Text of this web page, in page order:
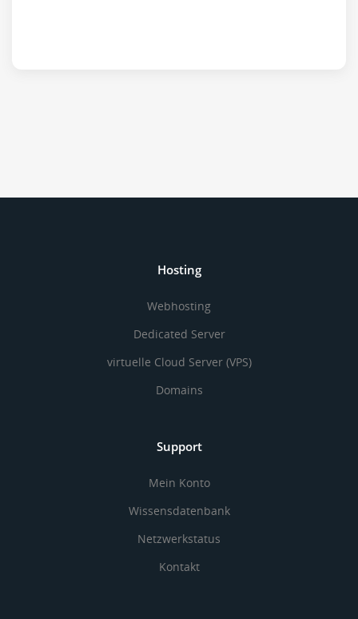
Hosting
Webhosting
Dedicated Server
virtuelle Cloud Server (VPS)
Domains
Support
Mein Konto
Wissensdatenbank
Netzwerkstatus
Kontakt